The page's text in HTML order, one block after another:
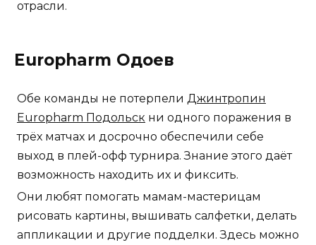
отрасли.
Europharm Одоев
Обе команды не потерпели Джинтропин
Europharm Подольск ни одного поражения в
трёх матчах и досрочно обеспечили себе
выход в плей-офф турнира. Знание этого даёт
возможность находить их и фиксить.
Они любят помогать мамам-мастерицам
рисовать картины, вышивать салфетки, делать
аппликации и другие подделки. Здесь можно